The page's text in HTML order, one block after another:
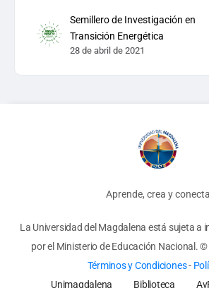
Semillero de Investigación en
Transición Energética
28 de abril de 2021
Aprende, crea y conecta
La Universidad del Magdalena está sujeta a
por el Ministerio de Educación Nacional.©
Términos y Condiciones-
Unimagdalena
Biblioteca